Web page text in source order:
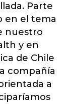
Parte
en el tema
nuestro
y en
de Chile
compañía
a